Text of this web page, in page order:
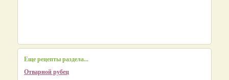
Еще рецепты раздела...
Отварной рубец